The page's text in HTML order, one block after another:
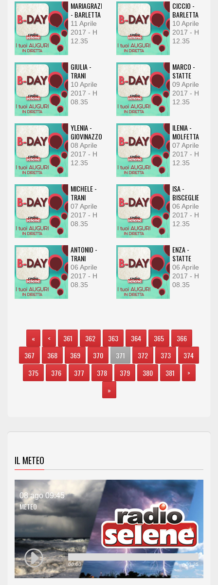
MARIAGRAZIA
- BARLETTA
11 Aprile
2017 - H
12.35
CICCIO -
BARLETTA
10 Aprile
2017 - H
12.35
GIULIA -
TRANI
10 Aprile
2017 - H
08.35
MARCO -
STATTE
09 Aprile
2017 - H
12.35
YLENIA -
GIOVINAZZO
08 Aprile
2017 - H
12.35
ILENIA -
MOLFETTA
07 Aprile
2017 - H
12.35
MICHELE -
TRANI
07 Aprile
2017 - H
08.35
ISA -
BISCEGLIE
06 Aprile
2017 - H
12.35
ANTONIO -
TRANI
06 Aprile
2017 - H
08.35
ENZA -
STATTE
06 Aprile
2017 - H
08.35
« < 361 362 363 364 365
366
367
368 369 370 371 372 373
374
375
376 377 378 379 380 381
>
»
IL METEO
08 ago 09:45
METEO
00:00 00:25